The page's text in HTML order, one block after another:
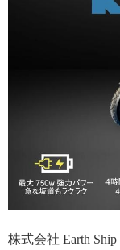
株式会社 Earth